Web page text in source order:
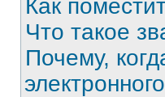
Как
Что такое
Почему,